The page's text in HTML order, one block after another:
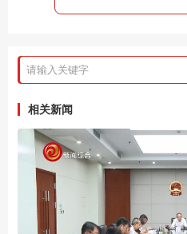
相关新闻